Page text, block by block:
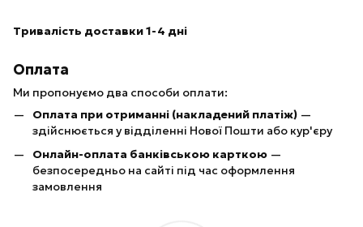
Тривалість доставки 1-4 дні
Оплата
Ми пропонуємо два способи оплати:
Оплата при отриманні (накладений платіж) —
здійснюється у відділенні Нової Пошти або кур'єру
Онлайн-оплата банківською карткою —
безпосередньо на сайті під час оформлення
замовлення